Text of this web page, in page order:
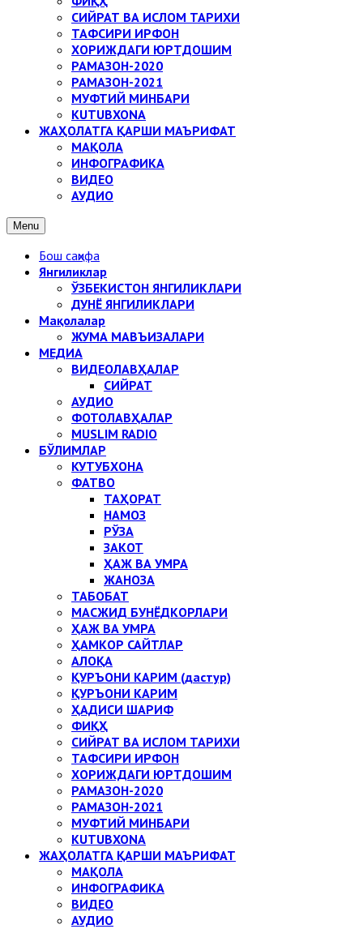
СИЙРАТ ВА ИСЛОМ ТАРИХИ
ТАФСИРИ ИРФОН
ХОРИЖДАГИ ЮРТДОШИМ
РАМАЗОН-2020
РАМАЗОН-2021
МУФТИЙ МИНБАРИ
KUTUBXONA
ЖАҲОЛАТГА ҚАРШИ МАЪРИФАТ
МАҚОЛА
ИНФОГРАФИКА
ВИДЕО
АУДИО
Menu
Бош саҳифа
Янгиликлар
ЎЗБЕКИСТОН ЯНГИЛИКЛАРИ
ДУНЁ ЯНГИЛИКЛАРИ
Мақолалар
ЖУМА МАВЪИЗАЛАРИ
МЕДИА
ВИДЕОЛАВҲАЛАР
СИЙРАТ
АУДИО
ФОТОЛАВҲАЛАР
MUSLIM RADIO
БЎЛИМЛАР
КУТУБХОНА
ФАТВО
ТАҲОРАТ
НАМОЗ
РЎЗА
ЗАКОТ
ҲАЖ ВА УМРА
ЖАНОЗА
ТАБОБАТ
МАСЖИД БУНЁДКОРЛАРИ
ҲАЖ ВА УМРА
ҲАМКОР САЙТЛАР
АЛОҚА
ҚУРЪОНИ КАРИМ (дастур)
ҚУРЪОНИ КАРИМ
ҲАДИСИ ШАРИФ
ФИҚҲ
СИЙРАТ ВА ИСЛОМ ТАРИХИ
ТАФСИРИ ИРФОН
ХОРИЖДАГИ ЮРТДОШИМ
РАМАЗОН-2020
РАМАЗОН-2021
МУФТИЙ МИНБАРИ
KUTUBXONA
ЖАҲОЛАТГА ҚАРШИ МАЪРИФАТ
МАҚОЛА
ИНФОГРАФИКА
ВИДЕО
АУДИО